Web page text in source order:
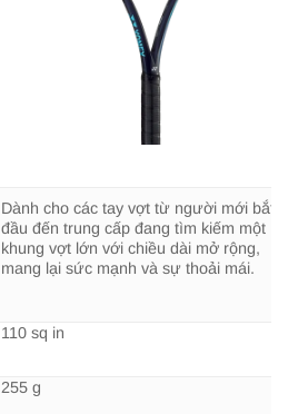
Dành cho các tay vợt từ người mới bắt
đầu đến trung cấp đang tìm kiếm một
khung vợt lớn với chiều dài mở rộng,
mang lại sức mạnh và sự thoải mái.
110 sq in
255 g